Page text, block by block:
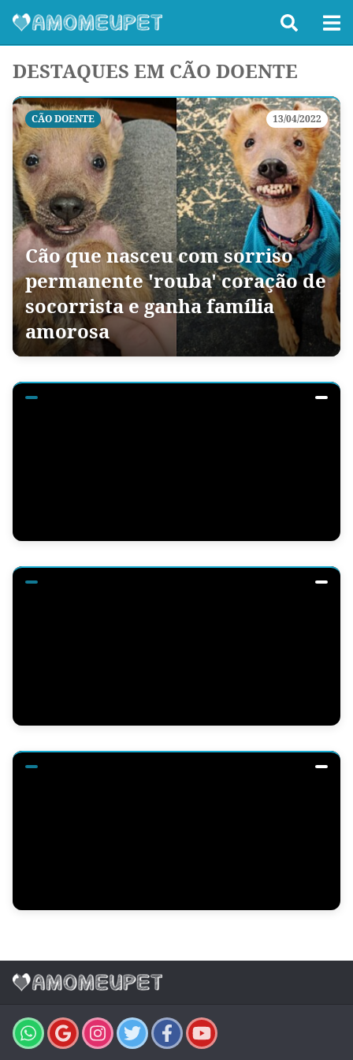
DESTAQUES EM CÃO DOENTE
CÃO DOENTE 13/04/2022
Cão que nasceu com sorriso
permanente 'rouba' coração de
socorrista e ganha família
amorosa